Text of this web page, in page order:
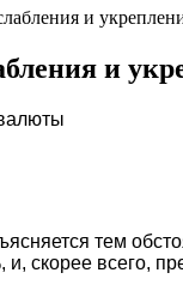
и
и
тем
скорее всего,